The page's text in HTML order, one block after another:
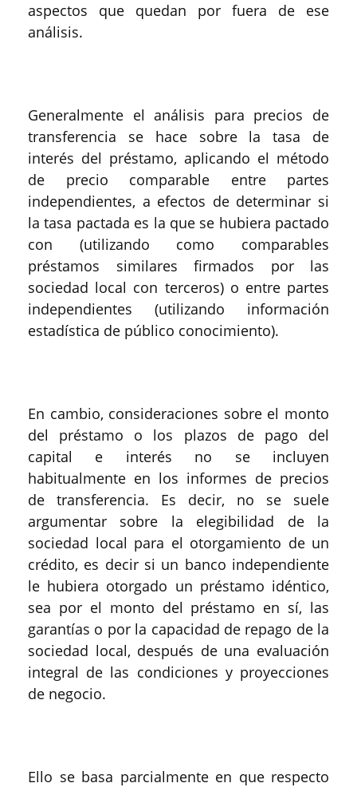
aspectos que quedan por fuera de ese
análisis.
Generalmente el análisis para precios de
transferencia se hace sobre la tasa de
interés del préstamo, aplicando el método
de precio comparable entre partes
independientes, a efectos de determinar si
la tasa pactada es la que se hubiera pactado
con (utilizando como comparables
préstamos similares firmados por las
sociedad local con terceros) o entre partes
independientes (utilizando información
estadística de público conocimiento).
En cambio, consideraciones sobre el monto
del préstamo o los plazos de pago del
capital e interés no se incluyen
habitualmente en los informes de precios
de transferencia. Es decir, no se suele
argumentar sobre la elegibilidad de la
sociedad local para el otorgamiento de un
crédito, es decir si un banco independiente
le hubiera otorgado un préstamo idéntico,
sea por el monto del préstamo en sí, las
garantías o por la capacidad de repago de la
sociedad local, después de una evaluación
integral de las condiciones y proyecciones
de negocio.
Ello se basa parcialmente en que respecto